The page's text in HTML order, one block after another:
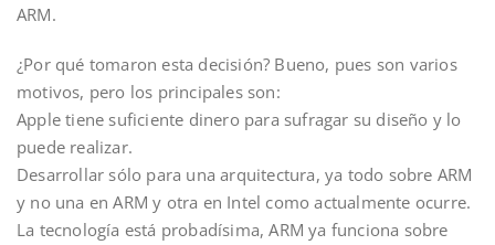
ARM.
¿Por qué tomaron esta decisión? Bueno, pues son varios
motivos, pero los principales son:
Apple tiene suficiente dinero para sufragar su diseño y lo
puede realizar.
Desarrollar sólo para una arquitectura, ya todo sobre ARM
y no una en ARM y otra en Intel como actualmente ocurre.
La tecnología está probadísima, ARM ya funciona sobre